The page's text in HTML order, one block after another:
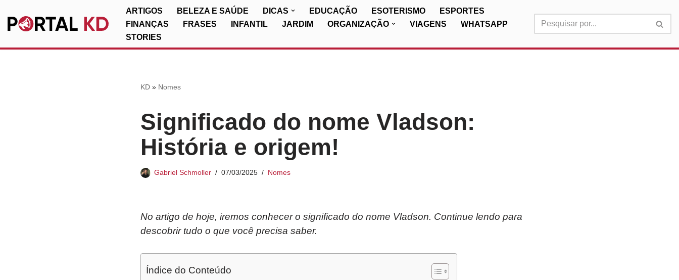
Pular
ARTIGOS BELEZA E SAÚDE DICAS EDUCAÇÃO ESOTERISMO
ESPORTES
FINANÇAS
FRASES INFANTIL JARDIM ORGANIZAÇÃO VIAGENS
WHATSAPP
STORIES
KD» Nomes
Significado do nome Vladson:
História e origem!
Gabriel Schmoller 07/03/2025 Nomes
No artigo de hoje, iremos conhecer o significado do nome Vladson. Continue lendo para
descobrir tudo o que você precisa saber.
Índice do Conteúdo